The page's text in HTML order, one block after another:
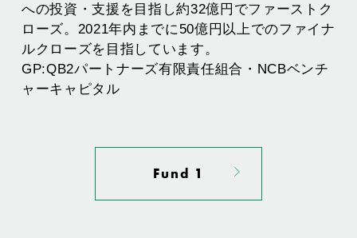
への投資・支援を目指し約32億円でファーストク
ローズ。2021年内までに50億円以上でのファイナ
ルクローズを目指しています。
GP:QB2パートナーズ有限責任組合・NCBベンチ
ャーキャピタル
Fund 1